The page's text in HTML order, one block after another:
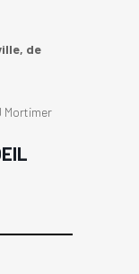
de
Mortimer